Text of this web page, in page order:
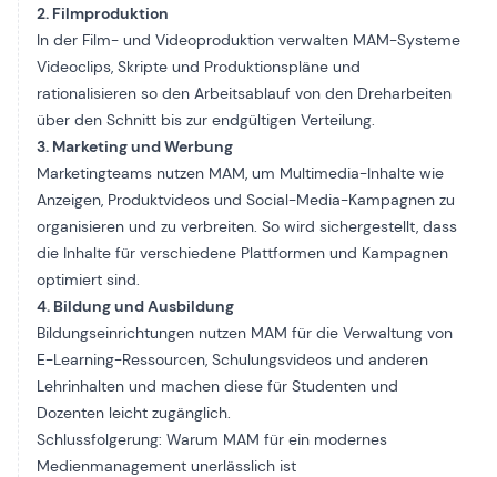
2. Filmproduktion
In der Film- und Videoproduktion verwalten MAM-Systeme
Videoclips, Skripte und Produktionspläne und
rationalisieren so den Arbeitsablauf von den Dreharbeiten
über den Schnitt bis zur endgültigen Verteilung.
3. Marketing und Werbung
Marketingteams nutzen MAM, um Multimedia-Inhalte wie
Anzeigen, Produktvideos und Social-Media-Kampagnen zu
organisieren und zu verbreiten. So wird sichergestellt, dass
die Inhalte für verschiedene Plattformen und Kampagnen
optimiert sind.
4. Bildung und Ausbildung
Bildungseinrichtungen nutzen MAM für die Verwaltung von
E-Learning-Ressourcen, Schulungsvideos und anderen
Lehrinhalten und machen diese für Studenten und
Dozenten leicht zugänglich.
Schlussfolgerung: Warum MAM für ein modernes
Medienmanagement unerlässlich ist